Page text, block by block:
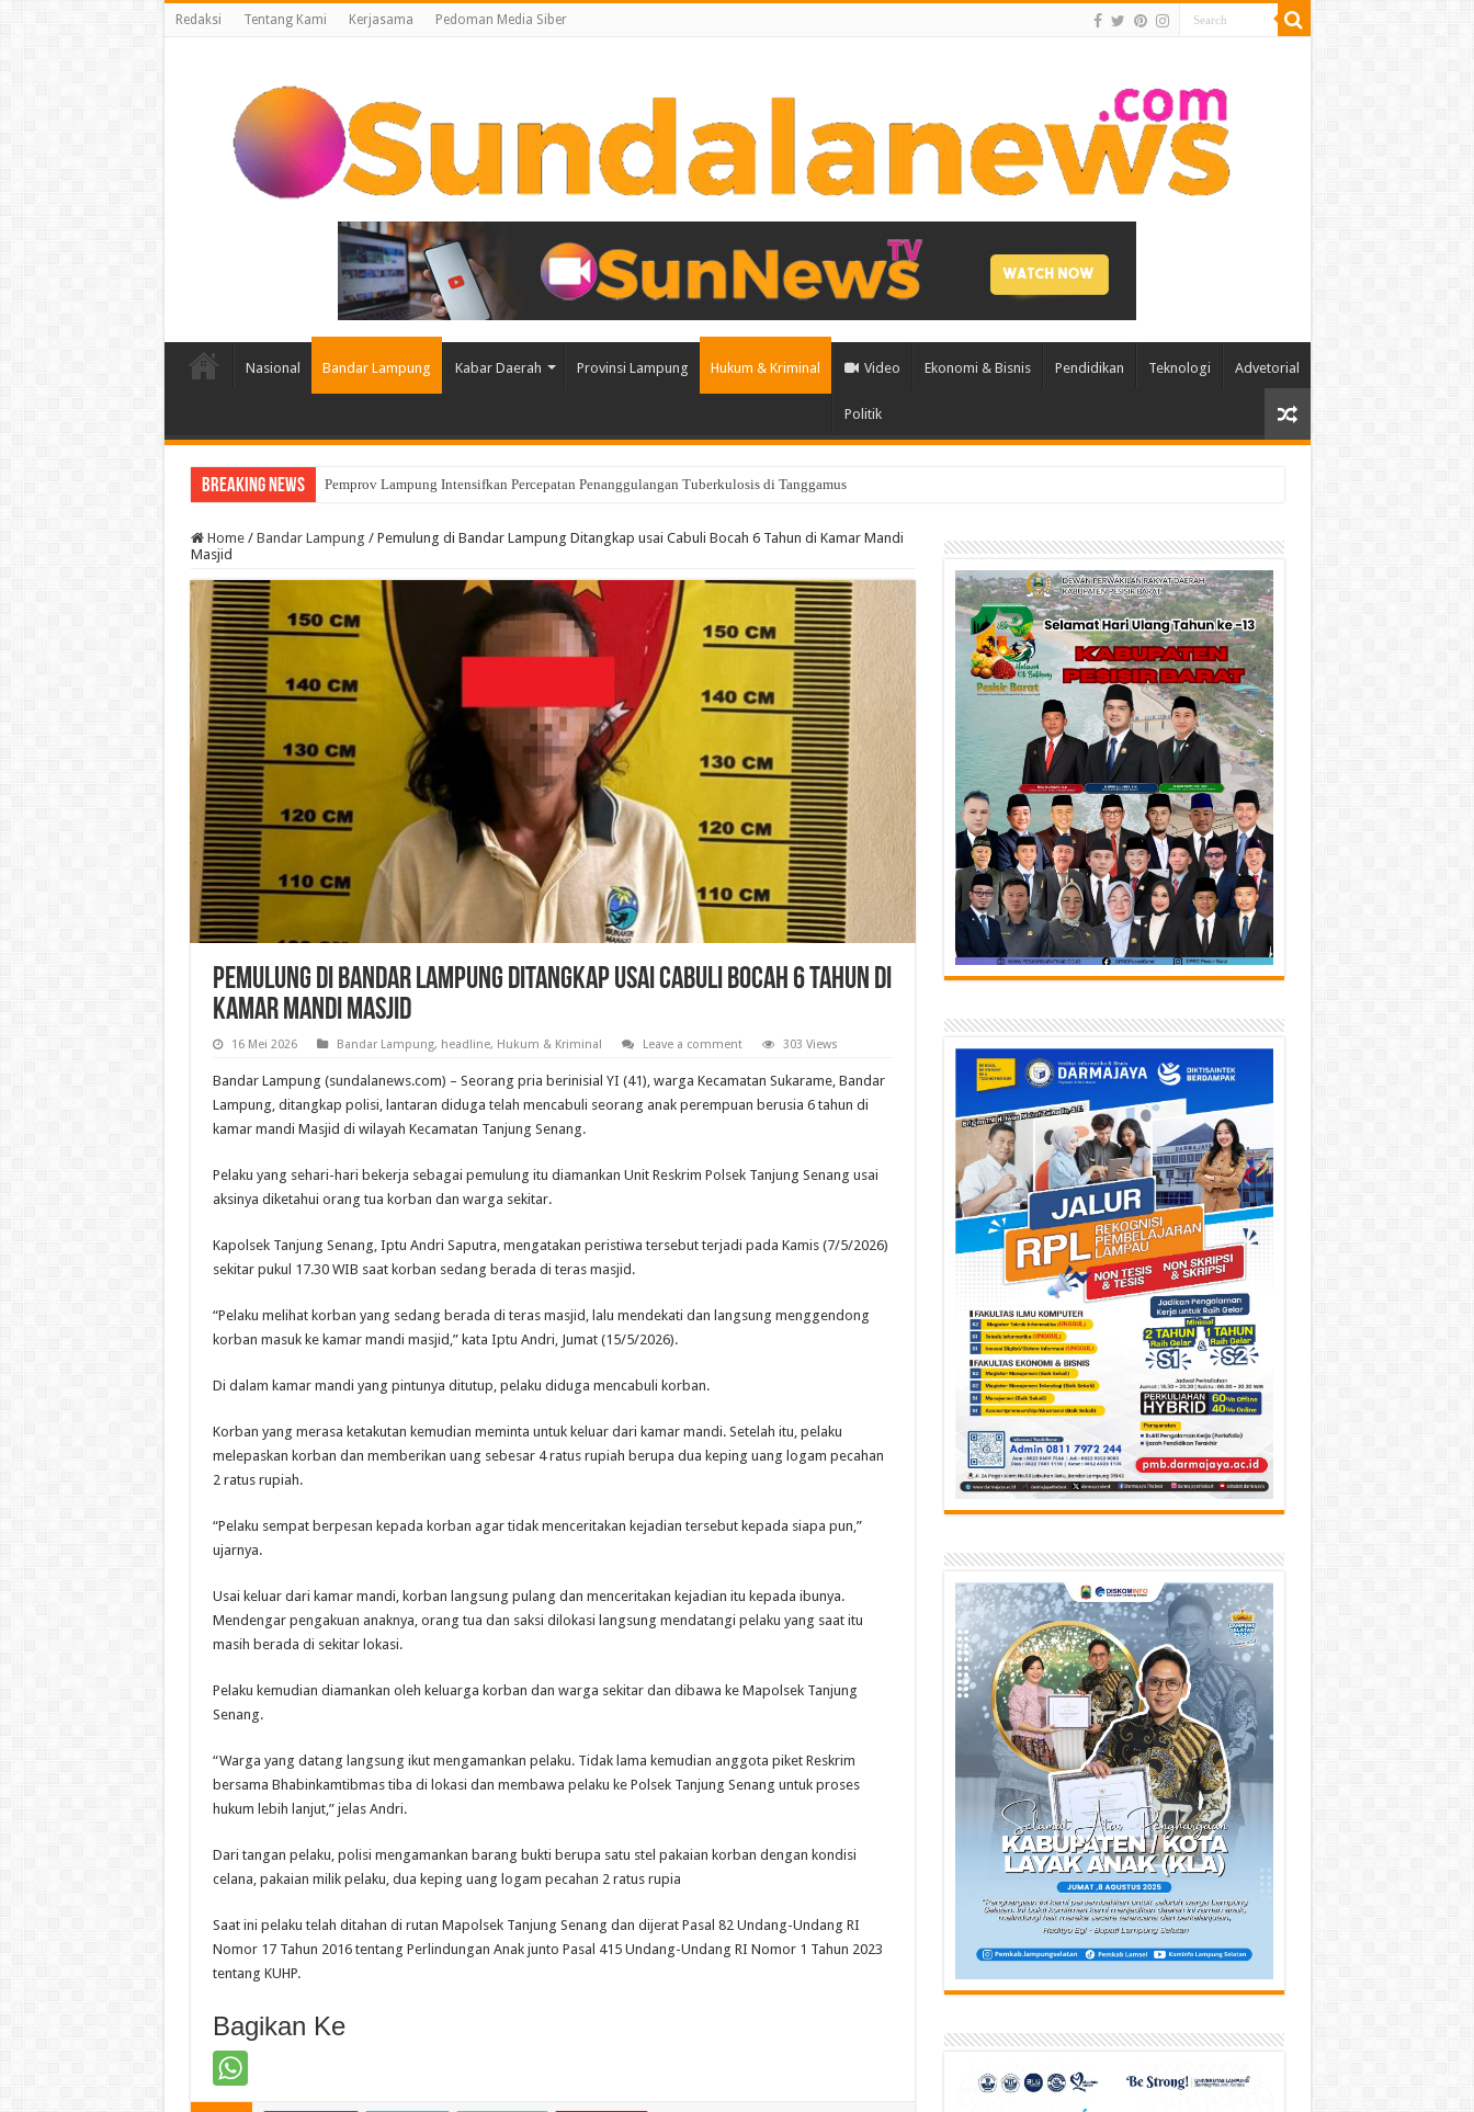
Redaksi Tentang Kami Kerjasama Pedoman Media Siber
Nasional Bandar Lampung Kabar Daerah Provinsi Lampung Hukum & Kriminal Video Ekonomi & Bisnis Pendidikan Teknologi Advetorial
Politik
Breaking News Pemprov Lampung Intensifkan Percepatan Penanggulangan Tuberkulosis di Tanggamus
Home / Bandar Lampung / Pemulung di Bandar Lampung Ditangkap usai Cabuli Bocah 6 Tahun di Kamar Mandi
Masjid
Pemulung di Bandar Lampung Ditangkap usai Cabuli Bocah 6 Tahun di
Kamar Mandi Masjid
16 Mei 2026 Bandar Lampung, headline, Hukum & Kriminal Leave a comment 303 Views
Bandar Lampung (sundalanews.com) – Seorang pria berinisial YI (41), warga Kecamatan Sukarame, Bandar
Lampung, ditangkap polisi, lantaran diduga telah mencabuli seorang anak perempuan berusia 6 tahun di
kamar mandi Masjid di wilayah Kecamatan Tanjung Senang.
Pelaku yang sehari-hari bekerja sebagai pemulung itu diamankan Unit Reskrim Polsek Tanjung Senang usai
aksinya diketahui orang tua korban dan warga sekitar.
Kapolsek Tanjung Senang, Iptu Andri Saputra, mengatakan peristiwa tersebut terjadi pada Kamis (7/5/2026)
sekitar pukul 17.30 WIB saat korban sedang berada di teras masjid.
“Pelaku melihat korban yang sedang berada di teras masjid, lalu mendekati dan langsung menggendong
korban masuk ke kamar mandi masjid,” kata Iptu Andri, Jumat (15/5/2026).
Di dalam kamar mandi yang pintunya ditutup, pelaku diduga mencabuli korban.
Korban yang merasa ketakutan kemudian meminta untuk keluar dari kamar mandi. Setelah itu, pelaku
melepaskan korban dan memberikan uang sebesar 4 ratus rupiah berupa dua keping uang logam pecahan
2 ratus rupiah.
“Pelaku sempat berpesan kepada korban agar tidak menceritakan kejadian tersebut kepada siapa pun,”
ujarnya.
Usai keluar dari kamar mandi, korban langsung pulang dan menceritakan kejadian itu kepada ibunya.
Mendengar pengakuan anaknya, orang tua dan saksi dilokasi langsung mendatangi pelaku yang saat itu
masih berada di sekitar lokasi.
Pelaku kemudian diamankan oleh keluarga korban dan warga sekitar dan dibawa ke Mapolsek Tanjung
Senang.
“Warga yang datang langsung ikut mengamankan pelaku. Tidak lama kemudian anggota piket Reskrim
bersama Bhabinkamtibmas tiba di lokasi dan membawa pelaku ke Polsek Tanjung Senang untuk proses
hukum lebih lanjut,” jelas Andri.
Dari tangan pelaku, polisi mengamankan barang bukti berupa satu stel pakaian korban dengan kondisi
celana, pakaian milik pelaku, dua keping uang logam pecahan 2 ratus rupia
Saat ini pelaku telah ditahan di rutan Mapolsek Tanjung Senang dan dijerat Pasal 82 Undang-Undang RI
Nomor 17 Tahun 2016 tentang Perlindungan Anak junto Pasal 415 Undang-Undang RI Nomor 1 Tahun 2023
tentang KUHP.
Bagikan Ke